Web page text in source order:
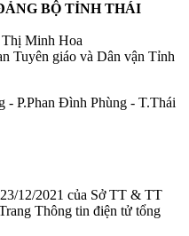
BỘ TỈNH THÁI
Minh Hoa
Tuyên giáo và Dân vận Tỉnh
P.Phan Đình Phùng - T.Thái
12/2021 của Sở TT & TT
Thông tin điện tử tổng